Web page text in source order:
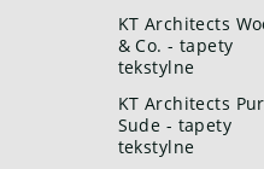
KT Architects
& Co. - tapety
tekstylne
KT Architects
Sude - tapety
tekstylne